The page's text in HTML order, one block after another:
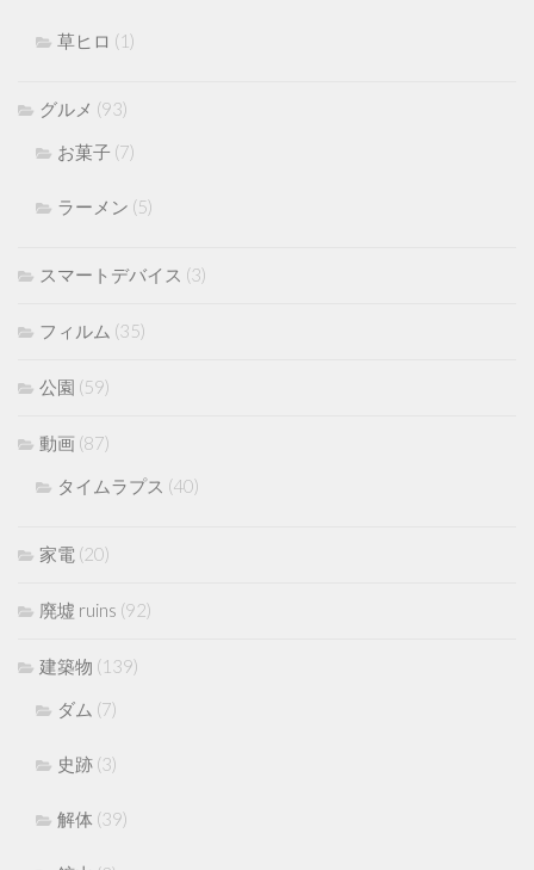
草ヒロ (1)
グルメ (93)
お菓子 (7)
ラーメン (5)
スマートデバイス (3)
フィルム (35)
公園 (59)
動画 (87)
タイムラプス (40)
家電 (20)
廃墟 ruins (92)
建築物 (139)
ダム (7)
史跡 (3)
解体 (39)